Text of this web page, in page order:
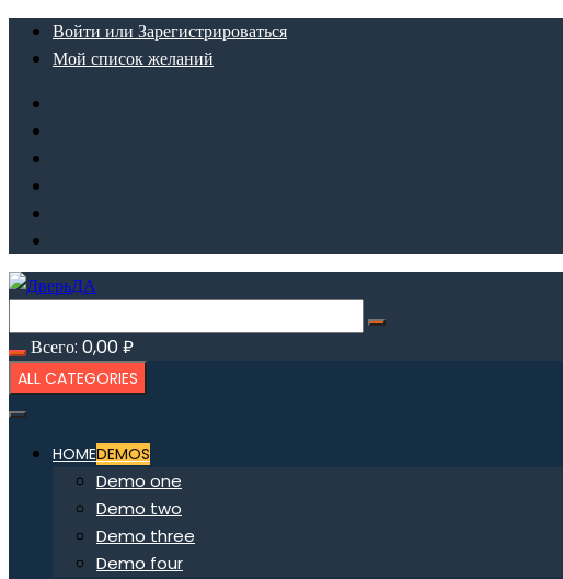
ПерейтиВойти или Зарегистрироваться
Мой список желаний
Всего: 0,00₽
ALL CATEGORIES
HOMEDEMOS
Demo one
Demo two
Demo three
Demo four